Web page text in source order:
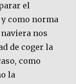
el
como norma
nos
de coger la
como
la